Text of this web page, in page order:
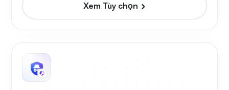
Xem Tùy chọn